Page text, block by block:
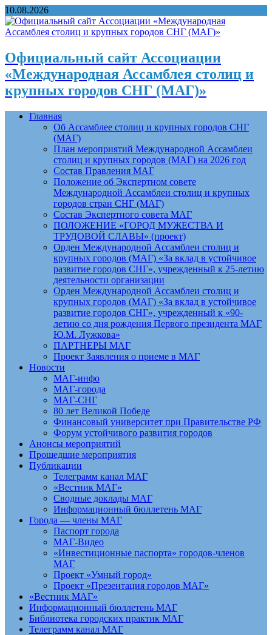
10.08.2026
Официальный сайт Ассоциации
«Международная Ассамблея столиц и
крупных городов СНГ (МАГ)»
Главная
Об Ассамблее столиц и крупных городов СНГ
(МАГ)
План мероприятий Международной Ассамблеи
столиц и крупных городов (МАГ) на 2026 год
Состав Правления МАГ
Положение об Экспертном совете
Международной Ассамблеи столиц и крупных
городов стран СНГ (МАГ)
Состав Экспертного совета МАГ
ПОЛОЖЕНИЕ «ГОРОД МУЖЕСТВА И
ТРУДОВОЙ СЛАВЫ» (проект)
Орден Международной Ассамблеи столиц и
крупных городов (МАГ) «За вклад в устойчивое
развитие городов СНГ», учрежденный к 25-летию
деятельности организации
Орден Международной Ассамблеи столиц и
крупных городов (МАГ) «За вклад в устойчивое
развитие городов СНГ», учрежденный к «90-
летию со дня рождения Первого президента МАГ
Ю.М. Лужкова»
ПАРТНЕРЫ МАГ
Проект Заявления о приеме в МАГ
Новости
МАГ-инфо
МАГ-города
МАГ-СНГ
80 лет Великой Победе
Финансовый университет при Правительстве РФ
Форум устойчивого развития городов
Анонсы мероприятий
Прошедшие мероприятия
Публикации
Телеграмм канал МАГ
«Вестник МАГ»
Сводные доклады МАГ
Информационный бюллетень МАГ
Города — члены МАГ
Паспорт города
МАГ-Видео
«Инвестиционные паспорта» городов-членов
МАГ
Проект «Умный город»
Проект «Презентация городов МАГ»
«Вестник МАГ»
Информационный бюллетень МАГ
Библиотека городских практик МАГ
Телеграмм канал МАГ